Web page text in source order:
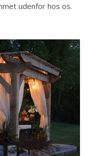
udenfor hos os.